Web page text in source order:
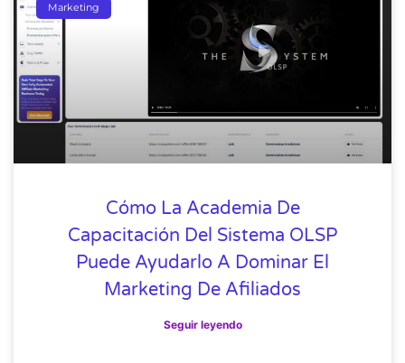
Marketing
Cómo La Academia De
Capacitación Del Sistema OLSP
Puede Ayudarlo A Dominar El
Marketing De Afiliados
Seguir leyendo